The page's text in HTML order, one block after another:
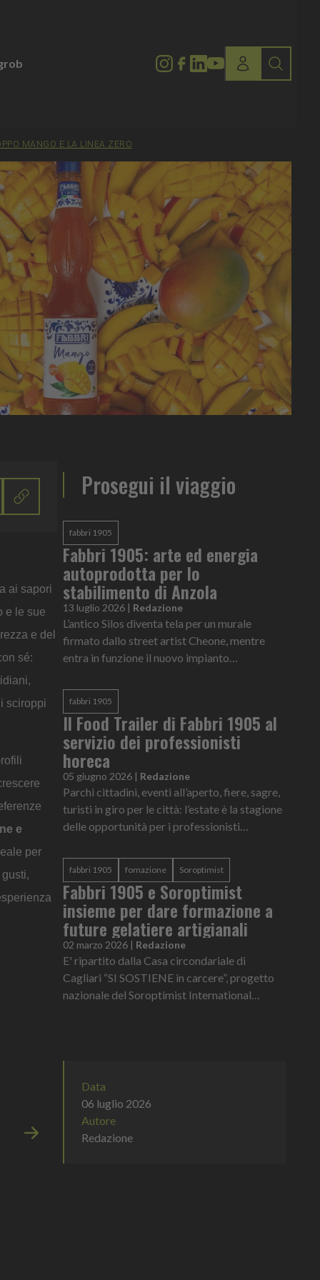
MANGO E LA LINEA ZERO
ai sapori
e le sue
e del
sé:
sciroppi
e
per
Immagine successiva
Prosegui il viaggio
fabbri 1905
Fabbri 1905: arte ed energia
autoprodotta per lo
stabilimento di Anzola
13 luglio 2026 | Redazione
L’antico Silos diventa tela per un murale
firmato dallo street artist Cheone, mentre
entra in funzione il nuovo impianto
energetico
fabbri 1905
Il Food Trailer di Fabbri 1905 al
servizio dei professionisti
horeca
05 giugno 2026 | Redazione
Parchi cittadini, eventi all’aperto, fiere, sagre,
turisti in giro per le città: l’estate è la stagione
delle opportunità per i professionisti
business.
fabbri 1905 fomazione Soroptimist
Fabbri 1905 e Soroptimist
insieme per dare formazione a
future gelatiere artigianali
02 marzo 2026 | Redazione
E' ripartito dalla Casa circondariale di
Cagliari “SI SOSTIENE in carcere”, progetto
nazionale del Soroptimist International
Data
06 luglio 2026
Autore
Redazione